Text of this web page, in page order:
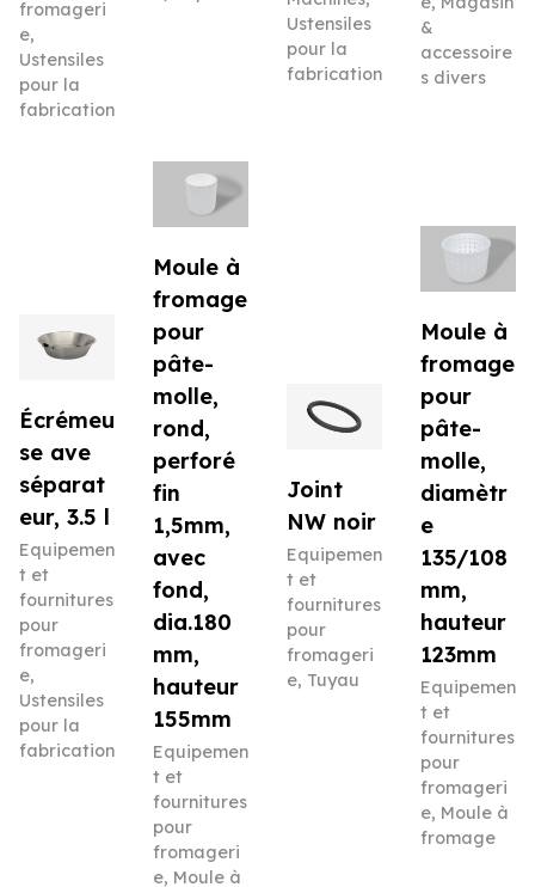
fromageri
e,
Ustensiles
pour la
fabrication
Ustensiles
pour la
fabrication
&
accessoire
s divers
Écrémeu
se ave
séparat
eur, 3.5 l
Equipemen
t et
fournitures
pour
fromageri
e,
Ustensiles
pour la
fabrication
Moule à
fromage
pour
pâte-
molle,
rond,
perforé
fin
1,5mm,
avec
fond,
dia.180
mm,
hauteur
155mm
Equipemen
t et
fournitures
pour
fromageri
e, Moule à
Joint
NW noir
Equipemen
t et
fournitures
pour
fromageri
e, Tuyau
Moule à
fromage
pour
pâte-
molle,
diamètr
e
135/108
mm,
hauteur
123mm
Equipemen
t et
fournitures
pour
fromageri
e, Moule à
fromage